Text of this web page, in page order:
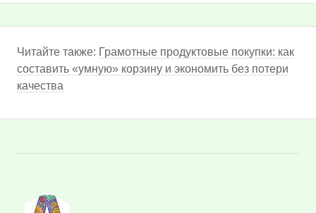
Читайте также: Грамотные продуктовые покупки: как
составить «умную» корзину и экономить без потери
качества